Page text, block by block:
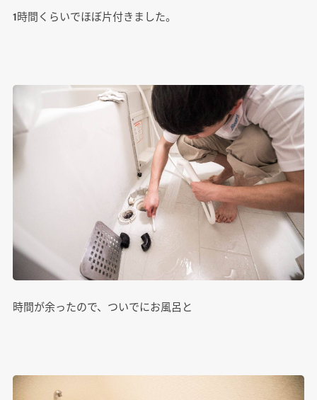
1時間くらいでほぼ片付きました。
時間が余ったので、ついでにお風呂と